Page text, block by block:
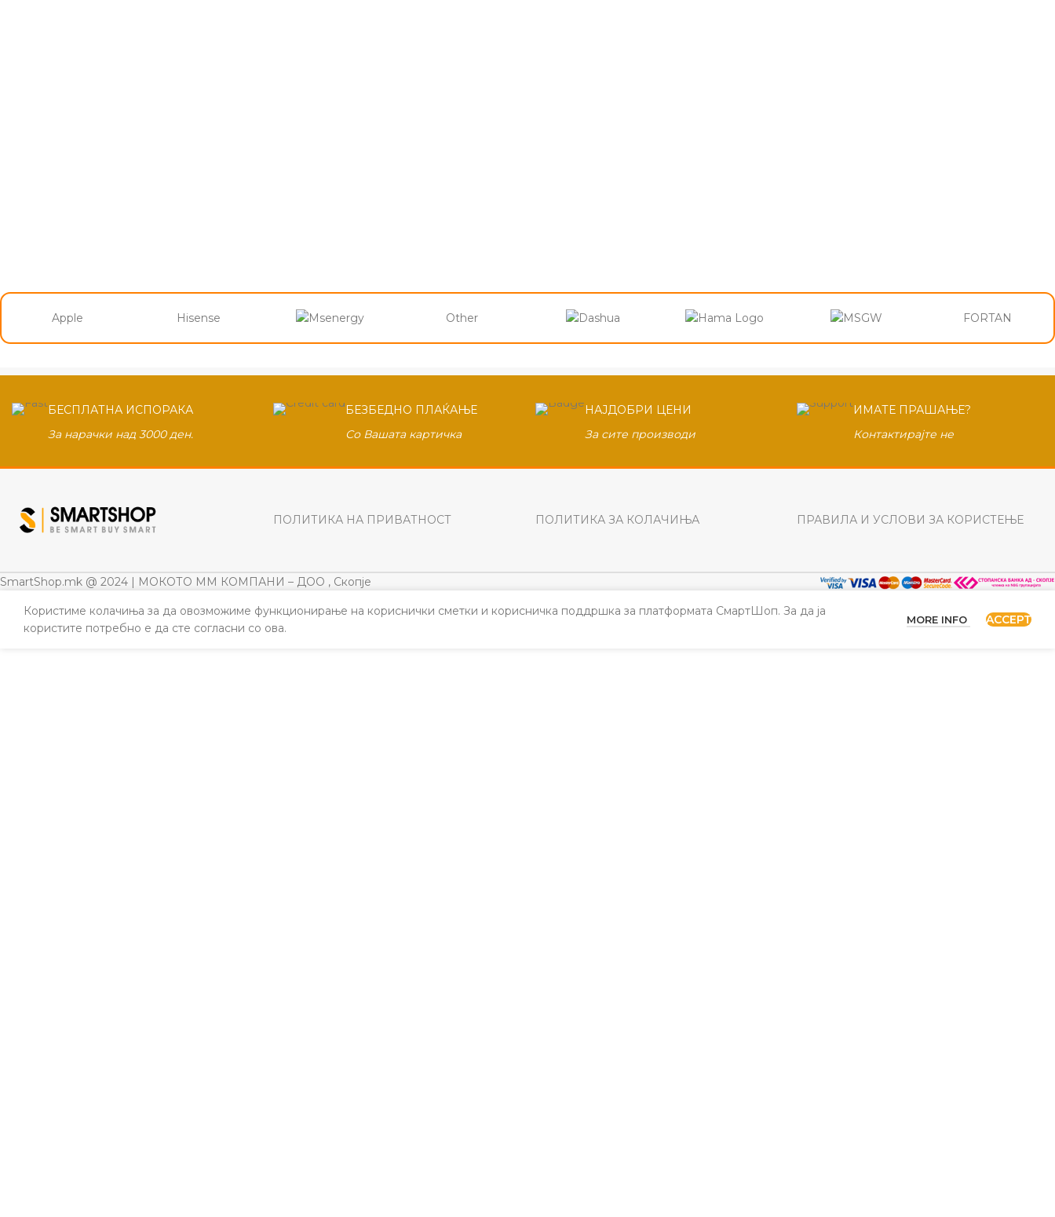
Apple Hisense Other FORTAN
БЕСПЛАТНА ИСПОРАКА
За нарачки над 3000 ден.
БЕЗБЕДНО ПЛАЌАЊЕ
Со Вашата картичка
НАЈДОБРИ ЦЕНИ
За сите производи
ИМАТЕ ПРАШАЊЕ?
Контактирајте не
ПОЛИТИКА НА ПРИВАТНОСТ ПОЛИТИКА ЗА КОЛАЧИЊА ПРАВИЛА И УСЛОВИ ЗА КОРИСТЕЊЕ
SmartShop.mk @ 2024 | МОКОТО ММ КОМПАНИ – ДОО , Скопје
Користиме колачиња за да овозможиме функционирање на кориснички сметки и корисничка поддршка за платформата СмартШоп. За да ја
користите потребно е да сте согласни со ова.
MORE INFO ACCEPT